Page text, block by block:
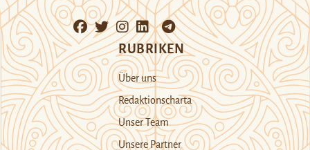
RUBRIKEN
Über uns
Redaktionscharta
Unser Team
Unsere Partner